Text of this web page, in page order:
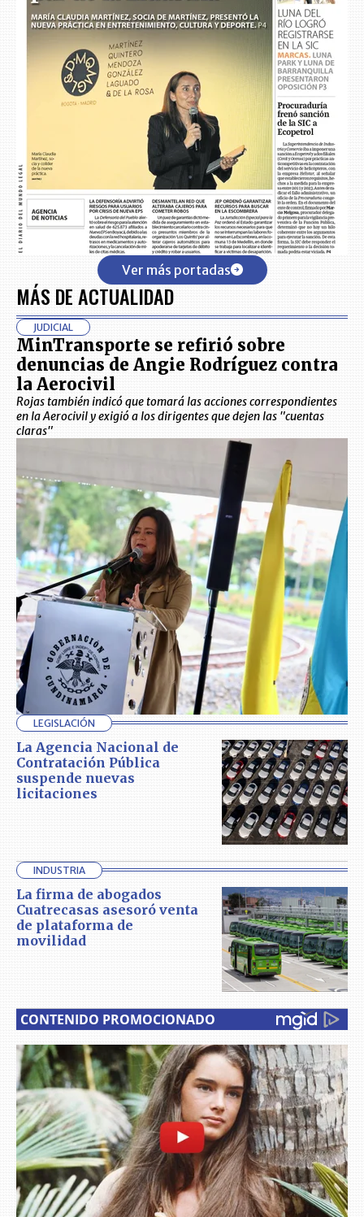
Ver más portadas
MÁS DE ACTUALIDAD
JUDICIAL
MinTransporte se refirió sobre
denuncias de Angie Rodríguez contra
la Aerocivil
Rojas también indicó que tomará las acciones correspondientes
en la Aerocivil y exigió a los dirigentes que dejen las "cuentas
claras"
LEGISLACIÓN
La Agencia Nacional de
Contratación Pública
suspende nuevas
licitaciones
INDUSTRIA
La firma de abogados
Cuatrecasas asesoró venta
de plataforma de
movilidad